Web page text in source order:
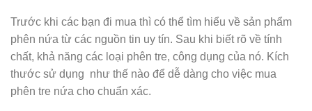
Trước khi các bạn đi mua thì có thể tìm hiểu về sản phẩm
phên nứa từ các nguồn tin uy tín. Sau khi biết rõ về tính
chất, khả năng các loại phên tre, công dụng của nó. Kích
thước sử dụng như thế nào để dễ dàng cho việc mua
phên tre nứa cho chuẩn xác.